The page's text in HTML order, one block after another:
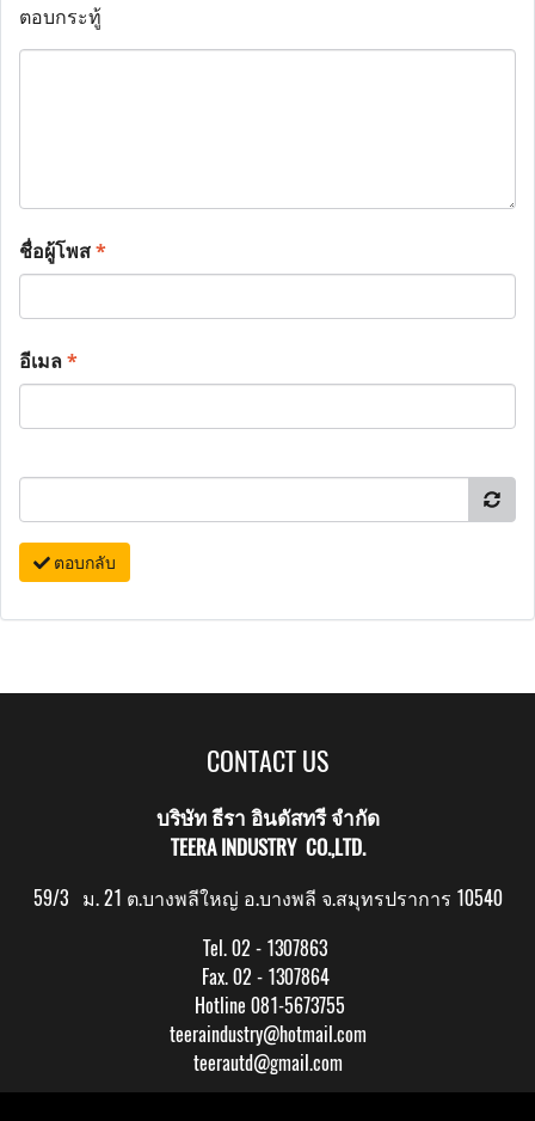
ตอบกระทู้
ชื่อผู้โพส*
อีเมล*
ตอบกลับ
CONTACT US
บริษัท ธีรา อินดัสทรี จำกัด
TEERA INDUSTRY CO.,LTD.
59/3 ม. 21 ต.บางพลีใหญ่ อ.บางพลี จ.สมุทรปราการ 10540
Tel. 02 - 1307863
Fax. 02 - 1307864
Hotline 081-5673755
teeraindustry@hotmail.com
teerautd@gmail.com